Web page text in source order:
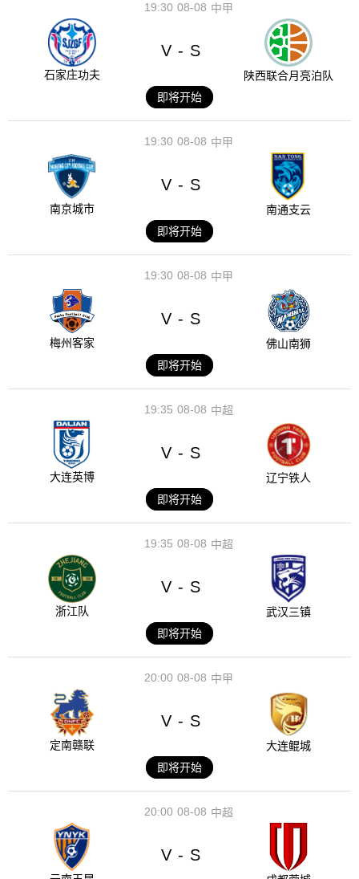
08-08
19:30 中甲
石家庄功夫
V - S
陕西联合月亮泊队
即将开始
08-08
19:30 中甲
南京城市
V - S
南通支云
即将开始
08-08
19:30 中甲
梅州客家
V - S
佛山南狮
即将开始
08-08
19:35 中超
大连英博
V - S
辽宁铁人
即将开始
08-08
19:35 中超
浙江队
V - S
武汉三镇
即将开始
08-08
20:00 中甲
定南赣联
V - S
大连鲲城
即将开始
08-08
20:00 中超
V - S